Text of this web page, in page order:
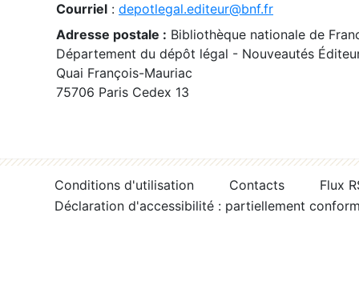
Courriel : depotlegal.editeur@bnf.fr
Adresse postale : Bibliothèque nationale de
Département du dépôt légal - Nouveautés
Quai François-Mauriac
75706 Paris Cedex 13
Conditions d'utilisation Contacts
Flux
Déclaration d'accessibilité : partiellement